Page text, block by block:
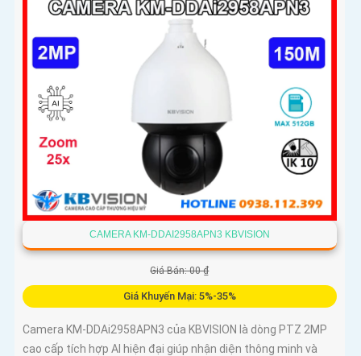
CAMERA KM-DDAI2958APN3 KBVISION
Giá Bán: 00 ₫
Giá Khuyến Mại: 5%-35%
Camera KM-DDAi2958APN3 của KBVISION là dòng PTZ 2MP
cao cấp tích hợp AI hiện đại giúp nhận diện thông minh và